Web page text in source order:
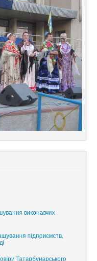
виконавчих
підприємств,
Татарбунарського